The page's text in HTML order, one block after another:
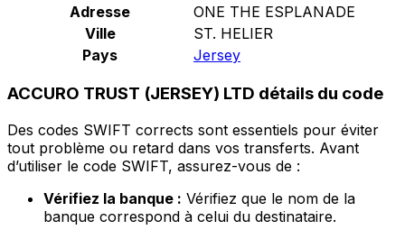
Adresse
ONE THE ESPLANADE
Ville
ST. HELIER
Pays
Jersey
ACCURO TRUST (JERSEY) LTD détails du code
Des codes SWIFT corrects sont essentiels pour éviter
tout problème ou retard dans vos transferts. Avant
d’utiliser le code SWIFT, assurez-vous de :
Vérifiez la banque : Vérifiez que le nom de la
banque correspond à celui du destinataire.